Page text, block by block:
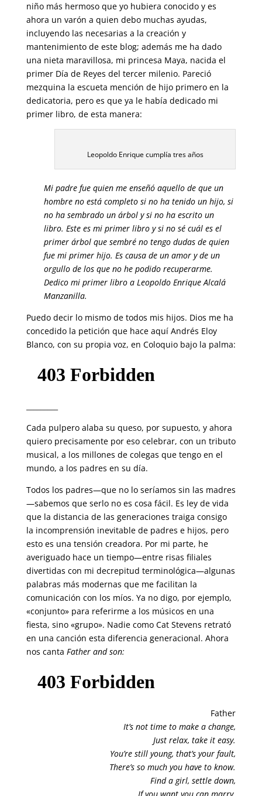
niño más hermoso que yo hubiera conocido y es
ahora un varón a quien debo muchas ayudas,
incluyendo las necesarias a la creación y
mantenimiento de este blog; además me ha dado
una nieta maravillosa, mi princesa Maya, nacida el
primer Día de Reyes del tercer milenio. Pareció
mezquina la escueta mención de hijo primero en la
dedicatoria, pero es que ya le había dedicado mi
primer libro, de esta manera:
Leopoldo Enrique cumplía tres años
Mi padre fue quien me enseñó aquello de que un
hombre no está completo si no ha tenido un hijo, si
no ha sembrado un árbol y si no ha escrito un
libro. Este es mi primer libro y si no sé cuál es el
primer árbol que sembré no tengo dudas de quien
fue mi primer hijo. Es causa de un amor y de un
orgullo de los que no he podido recuperarme.
Dedico mi primer libro a Leopoldo Enrique Alcalá
Manzanilla.
Puedo decir lo mismo de todos mis hijos. Dios me ha
concedido la petición que hace aquí Andrés Eloy
Blanco, con su propia voz, en Coloquio bajo la palma:
Cada pulpero alaba su queso, por supuesto, y ahora
quiero precisamente por eso celebrar, con un tributo
musical, a los millones de colegas que tengo en el
mundo, a los padres en su día.
Todos los padres—que no lo seríamos sin las madres
—sabemos que serlo no es cosa fácil. Es ley de vida
que la distancia de las generaciones traiga consigo
la incomprensión inevitable de padres e hijos, pero
esto es una tensión creadora. Por mi parte, he
averiguado hace un tiempo—entre risas filiales
divertidas con mi decrepitud terminológica—algunas
palabras más modernas que me facilitan la
comunicación con los míos. Ya no digo, por ejemplo,
«conjunto» para referirme a los músicos en una
fiesta, sino «grupo». Nadie como Cat Stevens retrató
en una canción esta diferencia generacional. Ahora
nos canta Father and son:
Father
It’s not time to make a change,
Just relax, take it easy.
You’re still young, that’s your fault,
There’s so much you have to know.
Find a girl, settle down,